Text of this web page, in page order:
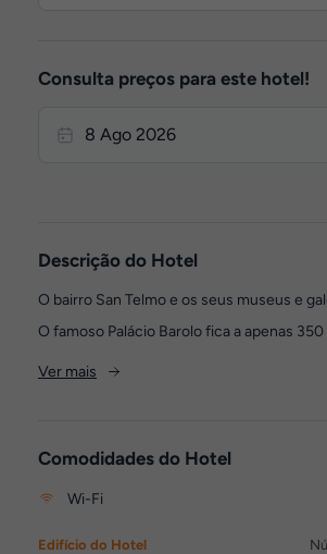
Consulta preços para este hotel!
Descrição do Hotel
O bairro San Telmo e os seus museus e
O famoso Palácio Barolo fica a apenas
Ver mais
Comodidades do Hotel
Wi-Fi
Edifício do Hotel